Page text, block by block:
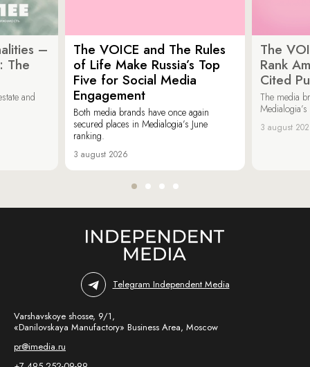
–
The
and
The VOICE and The Rules
of Life Make Russia’s Top
Five for Social Media
Engagement
Both media brands have once again
secured places in Medialogia’s June
ranking.
3 august 2026
The
Rank
Cited
The media
3 august
Telegram Independent Media
Varshavskoye shosse, 9/1,
«Danilovskaya Manufactory» Business Area, Moscow
pr@imedia.ru